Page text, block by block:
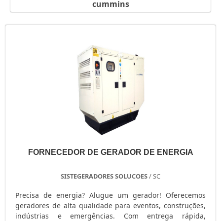
GERADOR PORTÁTIL A GASOLINA
GERADOR PEQUENO A GASOLINA
GERADOR PARA RESIDÊNCIA
GERADOR PARA RESIDÊNCIA PREÇO
GERADOR PARA AR CONDICIONADO
GERADOR ELÉTRICO DIESEL
GERADOR ELÉTRICO A DIESEL
GERADOR DIESEL TRIFÁSICO
GERADOR DIESEL RESIDENCIAL
GERADOR DIESEL PORTÁTIL
cummins
FORNECEDOR DE GERADOR DE ENERGIA
SISTEGERADORES SOLUCOES/ SC
Precisa de energia? Alugue um gerador! Oferecemos
geradores de alta qualidade para eventos, construções,
indústrias e emergências. Com entrega rápida,